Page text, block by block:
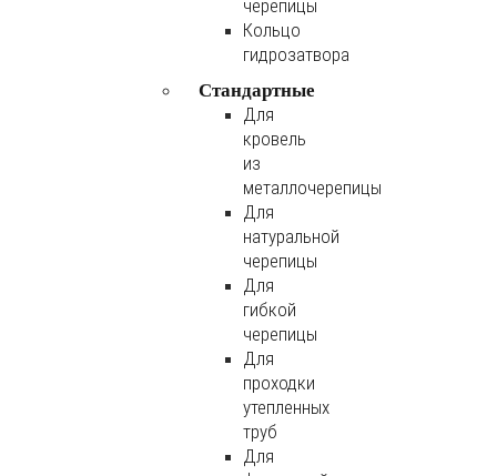
черепицы
Кольцо
гидрозатвора
Стандартные
Для
кровель
из
металлочерепицы
Для
натуральной
черепицы
Для
гибкой
черепицы
Для
проходки
утепленных
труб
Для